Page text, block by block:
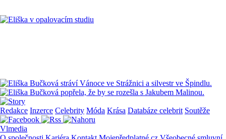
Redakce Inzerce Celebrity Móda Krása Databáze celebrit Soutěže
Vlmedia